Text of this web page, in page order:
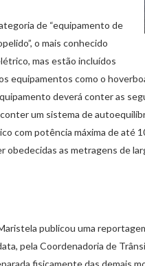
de “equipamento de
o mais conhecido
mas estão incluídos
equipamentos como o
deverá conter as
um sistema de
com potência máxima de até
obedecidas as metragens de
publicou uma
pela Coordenadoria de